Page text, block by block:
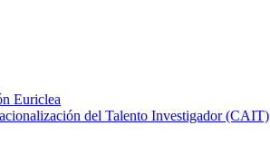
Euriclea
del Talento Investigador (CAIT)